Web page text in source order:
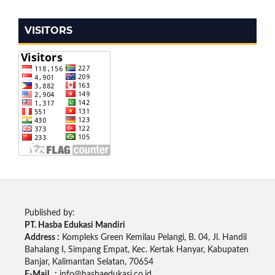
VISITORS
Published by:
PT. Hasba Edukasi Mandiri
Address : Kompleks Green Kemilau Pelangi, B. 04, Jl. Handil
Bahalang I, Simpang Empat, Kec. Kertak Hanyar, Kabupaten
Banjar, Kalimantan Selatan, 70654